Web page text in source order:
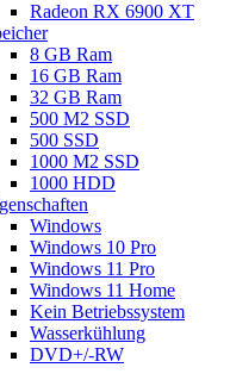
Radeon RX 6900 XT
8 GB Ram
16 GB Ram
32 GB Ram
500 M2 SSD
500 SSD
1000 M2 SSD
1000 HDD
Windows
Windows 10 Pro
Windows 11 Pro
Windows 11 Home
Kein Betriebssystem
Wasserkühlung
DVD+/-RW